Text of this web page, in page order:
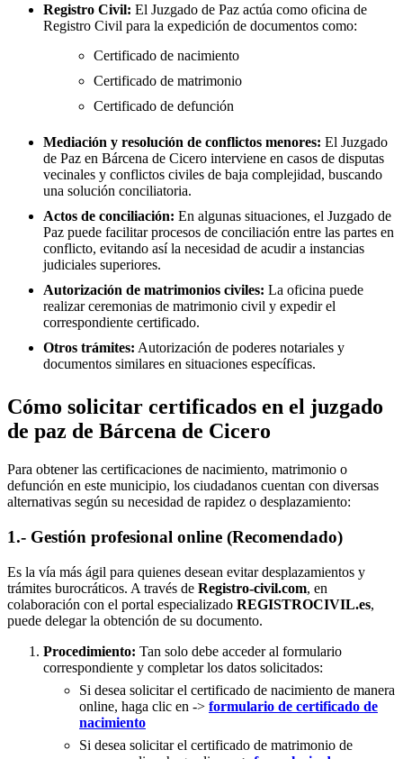
Registro Civil: El Juzgado de Paz actúa como oficina de
Registro Civil para la expedición de documentos como:
Certificado de nacimiento
Certificado de matrimonio
Certificado de defunción
Mediación y resolución de conflictos menores: El Juzgado
de Paz en Bárcena de Cicero interviene en casos de disputas
vecinales y conflictos civiles de baja complejidad, buscando
una solución conciliatoria.
Actos de conciliación: En algunas situaciones, el Juzgado de
Paz puede facilitar procesos de conciliación entre las partes en
conflicto, evitando así la necesidad de acudir a instancias
judiciales superiores.
Autorización de matrimonios civiles: La oficina puede
realizar ceremonias de matrimonio civil y expedir el
correspondiente certificado.
Otros trámites: Autorización de poderes notariales y
documentos similares en situaciones específicas.
Cómo solicitar certificados en el juzgado
de paz de Bárcena de Cicero
Para obtener las certificaciones de nacimiento, matrimonio o
defunción en este municipio, los ciudadanos cuentan con diversas
alternativas según su necesidad de rapidez o desplazamiento:
1.- Gestión profesional online (Recomendado)
Es la vía más ágil para quienes desean evitar desplazamientos y
trámites burocráticos. A través de Registro-civil.com, en
colaboración con el portal especializado REGISTROCIVIL.es,
puede delegar la obtención de su documento.
Procedimiento: Tan solo debe acceder al formulario
correspondiente y completar los datos solicitados:
Si desea solicitar el certificado de nacimiento de manera
online, haga clic en -> formulario de certificado de
nacimiento
Si desea solicitar el certificado de matrimonio de